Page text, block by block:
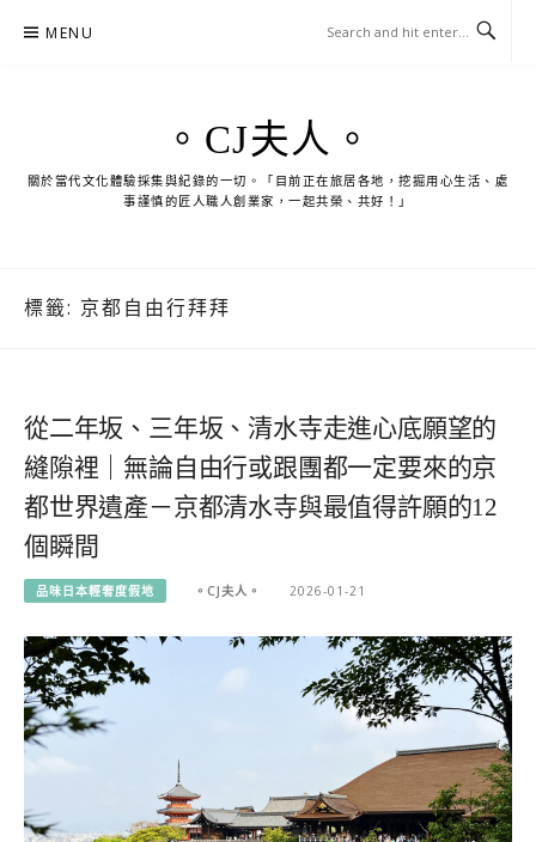
MENU
。CJ夫人。
關於當代文化體驗採集與紀錄的一切。「目前正在旅居各地，挖掘用心生活、處
事謹慎的匠人職人創業家，一起共榮、共好！」
標籤: 京都自由行拜拜
從二年坂、三年坂、清水寺走進心底願望的
縫隙裡｜無論自由行或跟團都一定要來的京
都世界遺產－京都清水寺與最值得許願的12
個瞬間
品味日本輕奢度假地 。CJ夫人。 2026-01-21